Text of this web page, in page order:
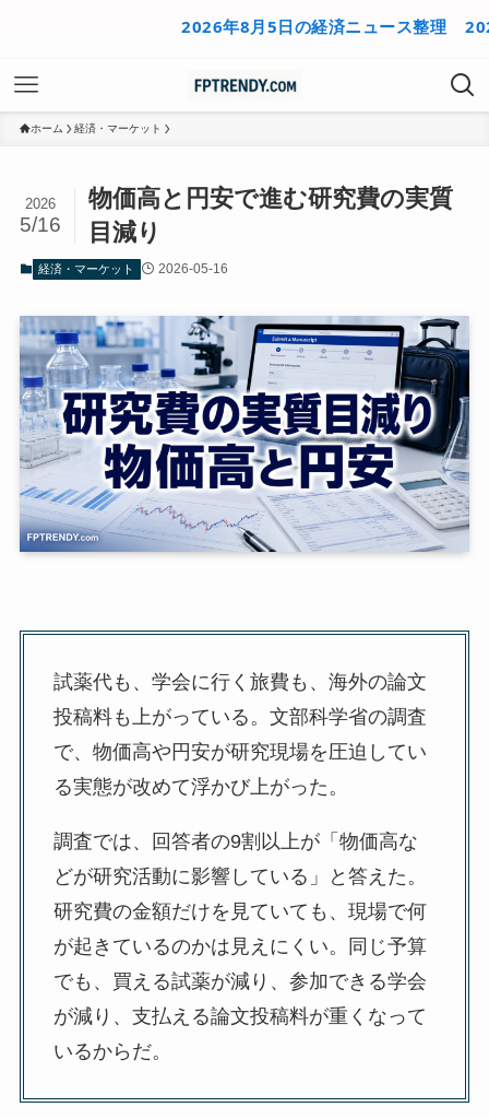
2026年8月5日の経済ニュース整理 2026年8
ホーム 経済・マーケット
物価高と円安で進む研究費の実質
目減り
2026
5/16
経済・マーケット 2026-05-16
試薬代も、学会に行く旅費も、海外の論文
投稿料も上がっている。文部科学省の調査
で、物価高や円安が研究現場を圧迫してい
る実態が改めて浮かび上がった。
調査では、回答者の9割以上が「物価高な
どが研究活動に影響している」と答えた。
研究費の金額だけを見ていても、現場で何
が起きているのかは見えにくい。同じ予算
でも、買える試薬が減り、参加できる学会
が減り、支払える論文投稿料が重くなって
いるからだ。